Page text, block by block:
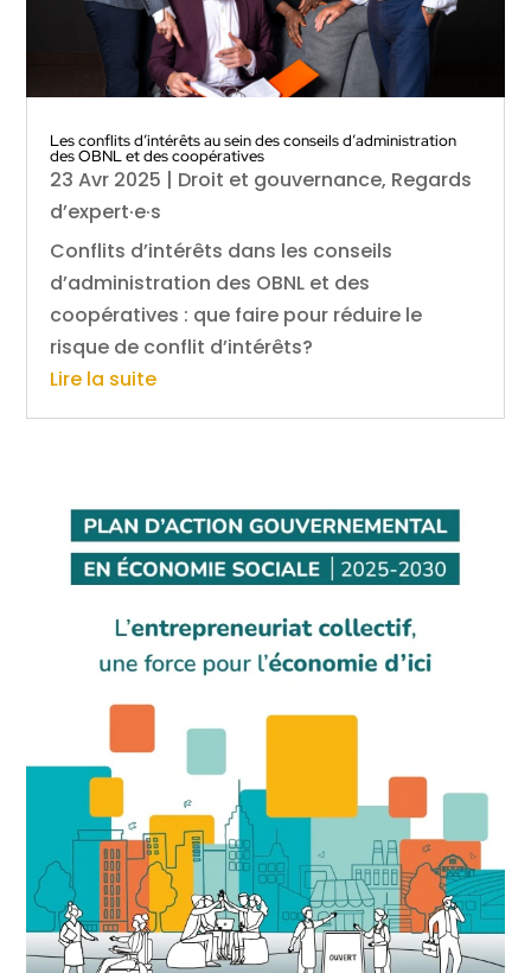
Les conflits d’intérêts au sein des conseils d’administration
des OBNL et des coopératives
23 Avr 2025 | Droit et gouvernance, Regards
d’expert·e·s
Conflits d’intérêts dans les conseils
d’administration des OBNL et des
coopératives : que faire pour réduire le
risque de conflit d’intérêts?
Lire la suite